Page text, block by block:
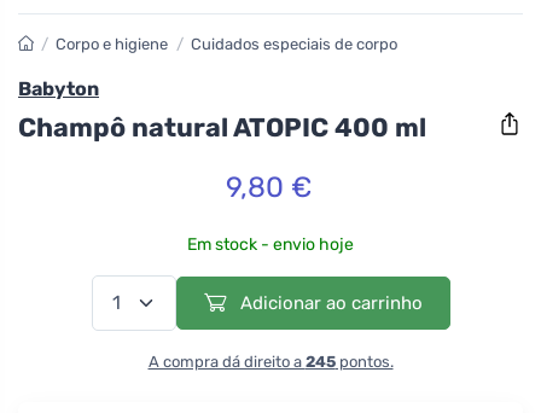
/ Corpo e higiene / Cuidados especiais de corpo
Babyton
Champô natural ATOPIC 400 ml
9,80 €
Em stock - envio hoje
Adicionar ao carrinho
A compra dá direito a 245pontos.